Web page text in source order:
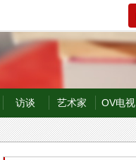
访谈 艺术家 OV电视